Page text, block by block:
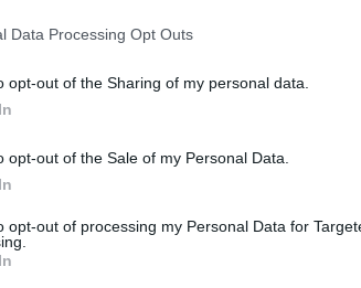
Data Processing Opt Outs
opt-out of the Sharing of my personal data.
opt-out of the Sale of my Personal Data.
opt-out of processing my Personal Data for